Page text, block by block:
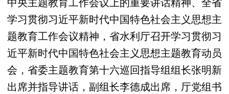
学习贯彻习近平新时代中国特色社会主义思想主
题教育工作会议精神，省水利厅召开学习贯彻习
近平新时代中国特色社会主义思想主题教育动员
会，省委主题教育第十六巡回指导组组长张明新
出席并指导讲话，副组长李德成出席，厅党组书